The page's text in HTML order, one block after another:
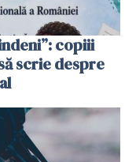
copiii
scrie despre